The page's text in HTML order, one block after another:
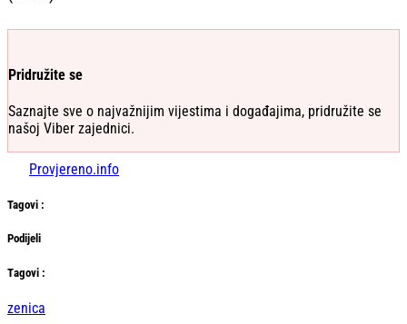
Pridružite se
Saznajte sve o najvažnijim vijestima i događajima, pridružite se
našoj Viber zajednici.
Provjereno.info
Tagovi :
Podijeli
Тagovi :
zenica